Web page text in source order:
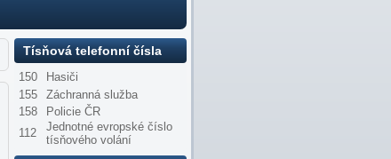
Tísňová telefonní čísla
150
Hasiči
155
Záchranná služba
158
Policie ČR
112
Jednotné evropské číslo
tísňového volání